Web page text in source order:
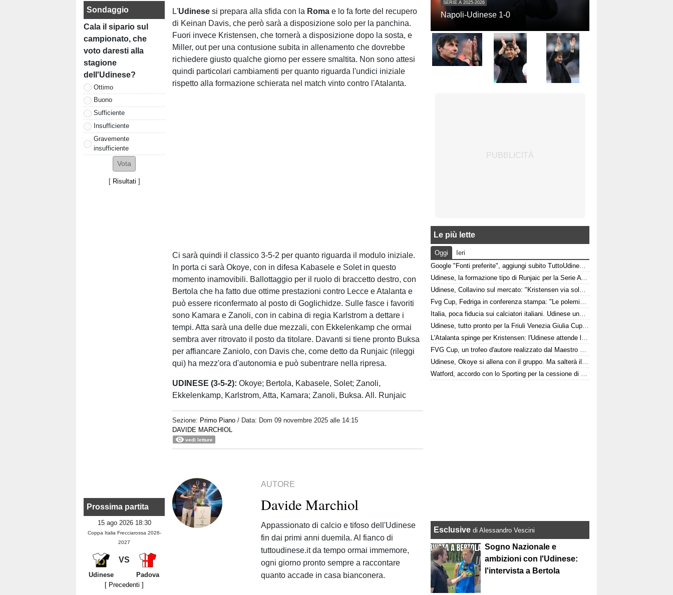
Sondaggio
Cala il sipario sul
campionato, che
voto daresti alla
stagione
dell'Udinese?
Ottimo
Buono
Sufficiente
Insufficiente
Gravemente
insufficiente
[ Risultati ]
Prossima partita
15 ago 2026 18:30
Coppa Italia Frecciarossa 2026-
2027
VS
Udinese
Padova
[ Precedenti ]
L'Udinesesi prepara alla sfida con la Romae lo fa forte del recupero
di Keinan Davis, che però sarà a disposizione solo per la panchina.
Fuori invece Kristensen, che tornerà a disposizione dopo la sosta, e
Miller, out per una contusione subita in allenamento che dovrebbe
richiedere giusto qualche giorno per essere smaltita. Non sono attesi
quindi particolari cambiamenti per quanto riguarda l'undici iniziale
rispetto alla formazione schierata nel match vinto contro l'Atalanta.
Ci sarà quindi il classico 3-5-2 per quanto riguarda il modulo iniziale.
In porta ci sarà Okoye, con in difesa Kabasele e Solet in questo
momento inamovibili. Ballottaggio per il ruolo di braccetto destro, con
Bertola che ha fatto due ottime prestazioni contro Lecce e Atalanta e
può essere riconfermato al posto di Goglichidze. Sulle fasce i favoriti
sono Kamara e Zanoli, con in cabina di regia Karlstrom a dettare i
tempi. Atta sarà una delle due mezzali, con Ekkelenkamp che ormai
sembra aver ritrovato il posto da titolare. Davanti si tiene pronto Buksa
per affiancare Zaniolo, con Davis che, come detto da Runjaic (rileggi
qui) ha mezz'ora d'autonomia e può subentrare nella ripresa.
UDINESE (3-5-2):Okoye; Bertola, Kabasele, Solet; Zanoli,
Ekkelenkamp, Karlstrom, Atta, Kamara; Zanoli, Buksa. All. Runjaic
Sezione: Primo Piano / Data: Dom 09 novembre 2025 alle 14:15
DAVIDE MARCHIOL
vedi letture
AUTORE
Davide Marchiol
Appassionato di calcio e tifoso dell'Udinese
fin dai primi anni duemila. Al fianco di
tuttoudinese.it da tempo ormai immemore,
ogni giorno pronto sempre a raccontare
quanto accade in casa bianconera.
SERIE A 2025-2026
Napoli-Udinese 1-0
Le più lette
Oggi
Ieri
Google "Fonti preferite", aggiungi subito TuttoUdinese e personalizza le tue notizie
Udinese, la formazione tipo di Runjaic per la Serie A 2026/2027
Udinese, Collavino sul mercato: "Kristensen via solo davanti a un'offerta irrinunciabile. Portiere? Stiamo lavorando"
Fvg Cup, Fedriga in conferenza stampa: "Le polemiche sono inutili"
Italia, poca fiducia sui calciatori italiani. Udinese una delle poche eccezioni
Udinese, tutto pronto per la Friuli Venezia Giulia Cup: come arrivano Barcellona e Nottingham?
L'Atalanta spinge per Kristensen: l'Udinese attende la nuova offerta
FVG Cup, un trofeo d'autore realizzato dal Maestro Giorgio Celiberti
Udinese, Okoye si allena con il gruppo. Ma salterà il triangolare
Watford, accordo con lo Sporting per la cessione di Irankunda. Le cifre
Esclusive di Alessandro Vescini
Sogno Nazionale e
ambizioni con l'Udinese:
l'intervista a Bertola